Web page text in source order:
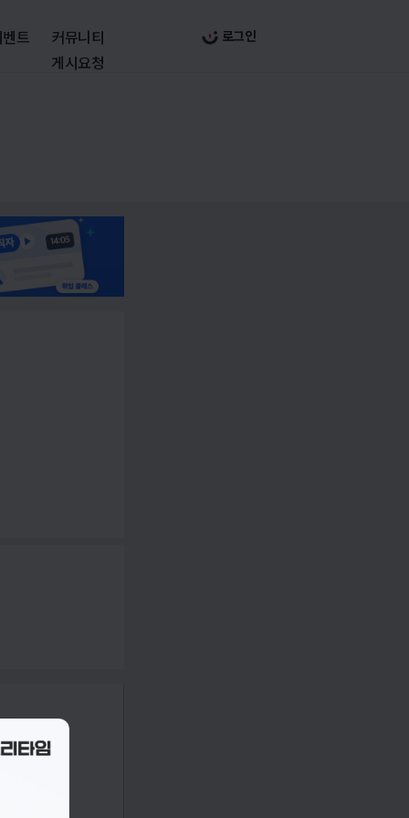
로그인
트
커뮤니티
게시요청